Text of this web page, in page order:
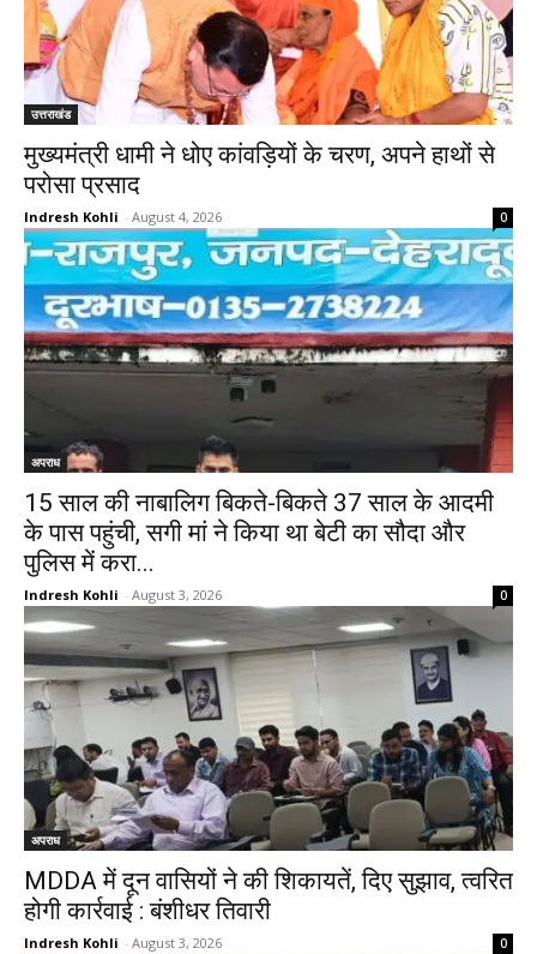
उत्तराखंड
मुख्यमंत्री धामी ने धोए कांवड़ियों के चरण, अपने हाथों से
परोसा प्रसाद
Indresh Kohli - August 4, 2026 0
अपराध
15 साल की नाबालिग बिकते-बिकते 37 साल के आदमी
के पास पहुंची, सगी मां ने किया था बेटी का सौदा और
पुलिस में करा...
Indresh Kohli - August 3, 2026 0
अपराध
MDDA में दून वासियों ने की शिकायतें, दिए सुझाव, त्वरित
होगी कार्रवाई : बंशीधर तिवारी
Indresh Kohli - August 3, 2026 0